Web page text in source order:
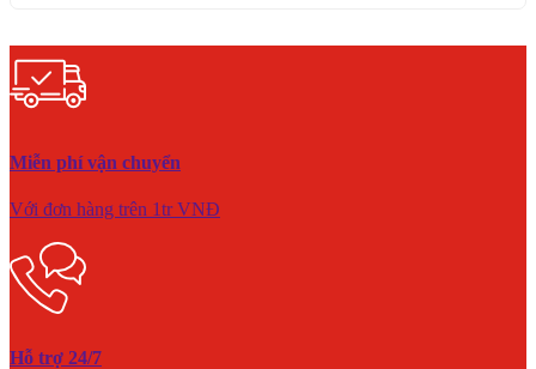
Miễn phí vận chuyển
Với đơn hàng trên 1tr VNĐ
Hỗ trợ 24/7